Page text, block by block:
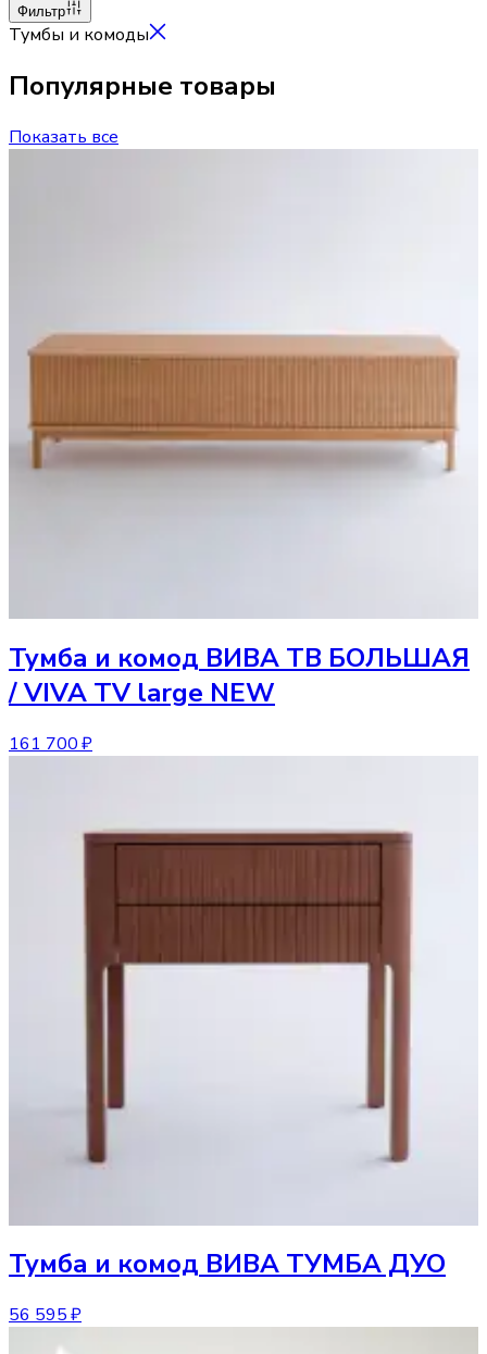
Фильтр
Тумбы и комоды
Популярные товары
Показать все
Тумба и комод ВИВА ТВ БОЛЬШАЯ
/ VIVA TV large NEW
161 700 ₽
Тумба и комод ВИВА ТУМБА ДУО
56 595 ₽